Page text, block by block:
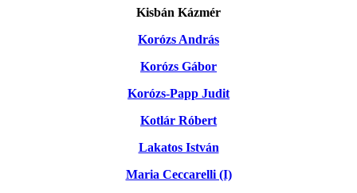
Kisbán Kázmér
Korózs András
Korózs Gábor
Korózs-Papp Judit
Kotlár Róbert
Lakatos István
Maria Ceccarelli (I)